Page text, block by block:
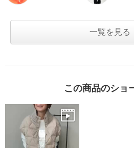
一覧を見る
この商品のショ